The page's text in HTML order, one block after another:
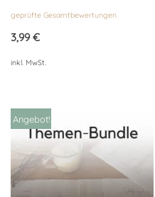
mit
von 5
geprüfte Gesamtbewertungen
3,99€
inkl. MwSt.
Angebot!